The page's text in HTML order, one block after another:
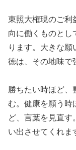
東照大権現のご利
向に働くものとし
ります。大きな
徳は、その地味で
勝ちたい時ほど、
む。健康を願う時
ど、言葉を見直す
い出させてくれま